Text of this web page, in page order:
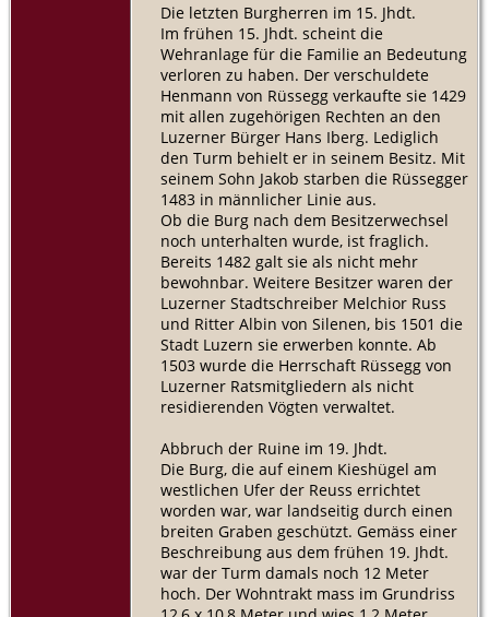
Die letzten Burgherren im 15. Jhdt.
Im frühen 15. Jhdt. scheint die
Wehranlage für die Familie an Bedeutung
verloren zu haben. Der verschuldete
Henmann von Rüssegg verkaufte sie 1429
mit allen zugehörigen Rechten an den
Luzerner Bürger Hans Iberg. Lediglich
den Turm behielt er in seinem Besitz. Mit
seinem Sohn Jakob starben die Rüssegger
1483 in männlicher Linie aus.
Ob die Burg nach dem Besitzerwechsel
noch unterhalten wurde, ist fraglich.
Bereits 1482 galt sie als nicht mehr
bewohnbar. Weitere Besitzer waren der
Luzerner Stadtschreiber Melchior Russ
und Ritter Albin von Silenen, bis 1501 die
Stadt Luzern sie erwerben konnte. Ab
1503 wurde die Herrschaft Rüssegg von
Luzerner Ratsmitgliedern als nicht
residierenden Vögten verwaltet.
Abbruch der Ruine im 19. Jhdt.
Die Burg, die auf einem Kieshügel am
westlichen Ufer der Reuss errichtet
worden war, war landseitig durch einen
breiten Graben geschützt. Gemäss einer
Beschreibung aus dem frühen 19. Jhdt.
war der Turm damals noch 12 Meter
hoch. Der Wohntrakt mass im Grundriss